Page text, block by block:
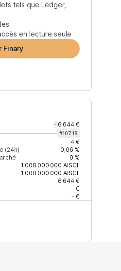
tels que Ledger,
en lecture seule
Finary
- 6 644 €
#10718
4 €
(24h)
0,06 %
0 %
1 000 000 000 AISCII
1 000 000 000 AISCII
6 644 €
- €
- €